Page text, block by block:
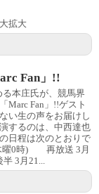
拡大
Fan」!!
本庄氏が、競馬界
Marc Fan」!!ゲスト
い生の声をお届けし
するのは、中西達也
日程は次のとおりで
曜0時) 再放送 3月
3月21...